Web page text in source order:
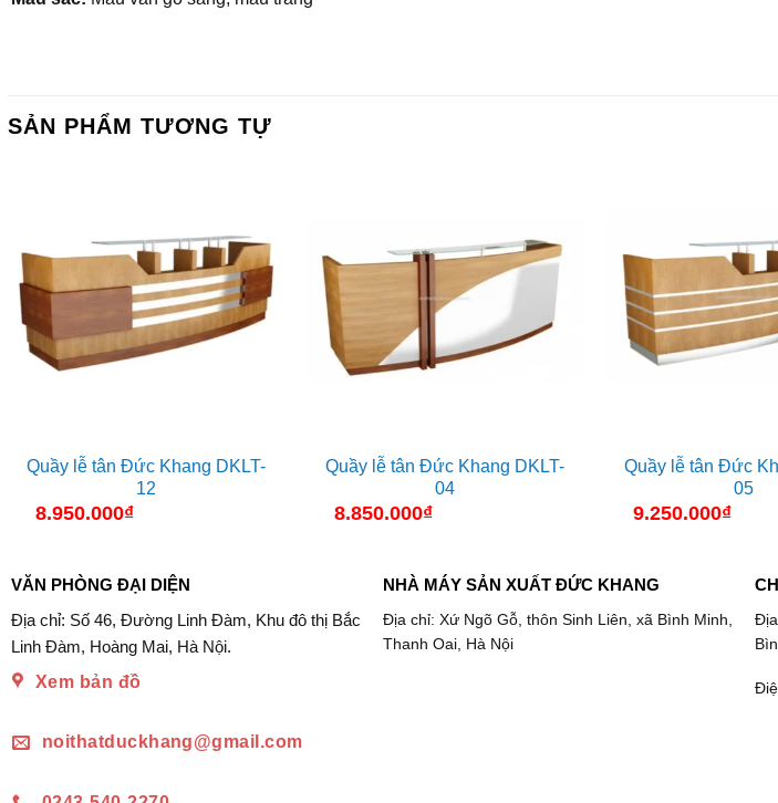
SẢN PHẨM TƯƠNG TỰ
Quầy lễ tân Đức Khang DKLT-
12
8.950.000₫
Quầy lễ tân Đức Khang DKLT-
04
8.850.000₫
Quầy lễ tân Đức
05
9.250.000₫
VĂN PHÒNG ĐẠI DIỆN
Địa chỉ: Số 46, Đường Linh Đàm, Khu đô thị Bắc
Linh Đàm, Hoàng Mai, Hà Nội.
Xem bản đồ
noithatduckhang@gmail.com
NHÀ MÁY SẢN XUẤT ĐỨC KHANG
Địa chỉ: Xứ Ngõ Gỗ, thôn Sinh Liên, xã Bình Minh,
Thanh Oai, Hà Nội